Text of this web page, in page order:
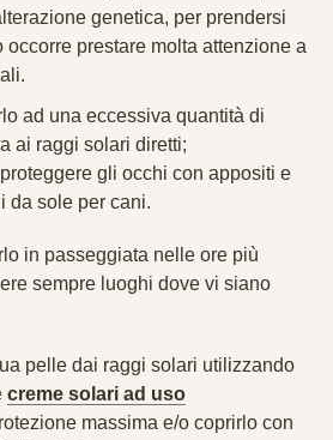
genetica, per prendersi
prestare molta attenzione a
ad una eccessiva quantità di
ai raggi solari diretti;
gli occhi con appositi e
da sole per cani.
in passeggiata nelle ore più
sempre luoghi dove vi siano
pelle dai raggi solari utilizzando
creme solari ad uso
massima e/o coprirlo con